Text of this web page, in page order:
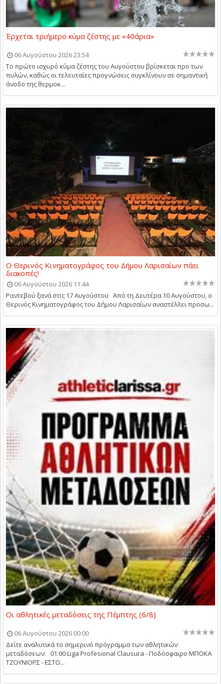
Έρχεται τριήμερο κύμα ζέστης με «40άρια»
06 Αυγούστου 2026 23:54
Το πρώτο ισχυρό κύμα ζέστης του Αυγούστου βρίσκεται προ των
πυλών, καθώς οι τελευταίες προγνώσεις συγκλίνουν σε σημαντική
άνοδο της θερμοκ...
Ο Θερινός Κινηματογράφος του Δήμου Λαρισαίων πάει
διακοπές!
06 Αυγούστου 2026 11:44
Ραντεβού ξανά στις 17 Αυγούστου Από τη Δευτέρα 10 Αυγούστου, ο
Θερινός Κινηματογράφος του Δήμου Λαρισαίων αναστέλλει προσω...
Οι αθλητικές μεταδόσεις της Πέμπτης (6/8)
06 Αυγούστου 2026 00:00
Δείτε αναλυτικά το σημερινό πρόγραμμα των αθλητικών
μεταδόσεων: 01:00 Liga Profesional Clausura - Ποδόσφαιρο ΜΠΟΚΑ
ΤΖΟΥΝΙΟΡΣ - ΕΣΤΟ...